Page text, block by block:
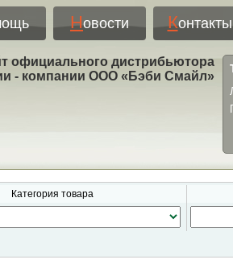
Новости Контакты
официального дистрибьютора
- компании ООО «Бэби Смайл»
Категория товара